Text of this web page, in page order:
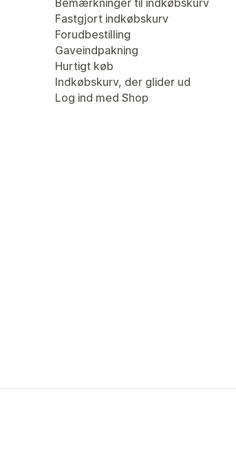
Bemærkninger til indkøbskurv
Fastgjort indkøbskurv
Forudbestilling
Gaveindpakning
Hurtigt køb
Indkøbskurv, der glider ud
Log ind med Shop